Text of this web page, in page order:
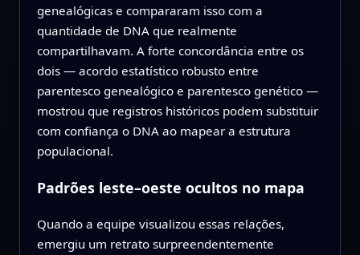
genealógicas e compararam isso com a
quantidade de DNA que realmente
compartilhavam. A forte concordância entre os
dois — acordo estatístico robusto entre
parentesco genealógico e parentesco genético —
mostrou que registros históricos podem substituir
com confiança o DNA ao mapear a estrutura
populacional.
Padrões leste–oeste ocultos no mapa
Quando a equipe visualizou essas relações,
emergiu um retrato surpreendentemente